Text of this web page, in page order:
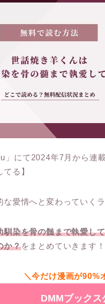
」にて2024年7月から連
る】
愛情へと変わっていく
馴染を骨の髄まで執愛し
か？をまとめていきます！
＼今だけ漫画が90%
DMMブックス